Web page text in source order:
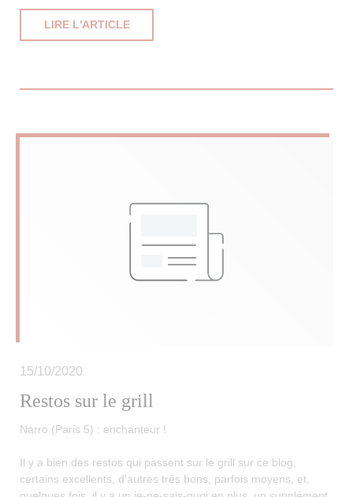
LIRE L'ARTICLE((OUVRE UNE NOUVELLE FENÊTRE))
Restos sur le grill
15/10/2020
Narro (Paris 5) : enchanteur !
Il y a bien des restos qui passent sur le grill sur ce blog,
certains excellents, d'autres très bons, parfois moyens, et,